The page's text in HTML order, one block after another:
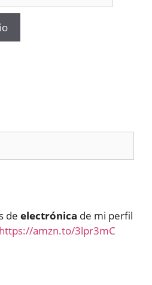
de electrónica de mi perfil
https://amzn.to/3lpr3mC